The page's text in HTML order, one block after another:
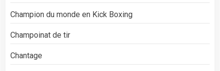
Champion du monde en Kick Boxing
Champoinat de tir
Chantage